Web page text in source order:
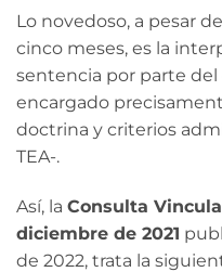
Lo novedoso, a pesar
cinco meses, es la
sentencia por parte
encargado
doctrina y criterios
TEA-.
Así, la Consulta
diciembre de 2021
de 2022, trata la